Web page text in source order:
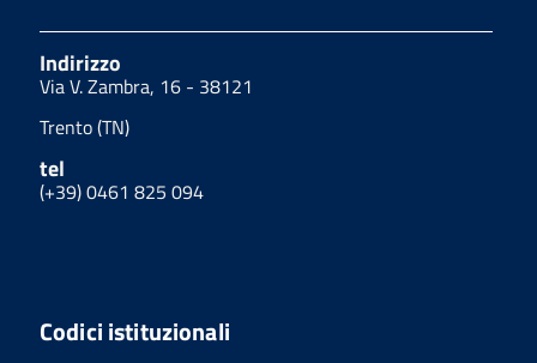
Indirizzo
Via V. Zambra, 16 - 38121
Trento (TN)
tel
(+39) 0461 825 094
Codici istituzionali